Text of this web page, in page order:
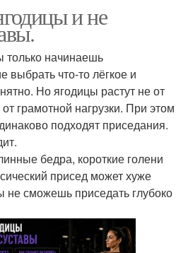
и не
только начинаешь
выбрать что-то лёгкое и
Но ягодицы растут не от
грамотной нагрузки. При этом
подходят приседания.
бедра, короткие голени
присед может хуже
не сможешь приседать глубоко